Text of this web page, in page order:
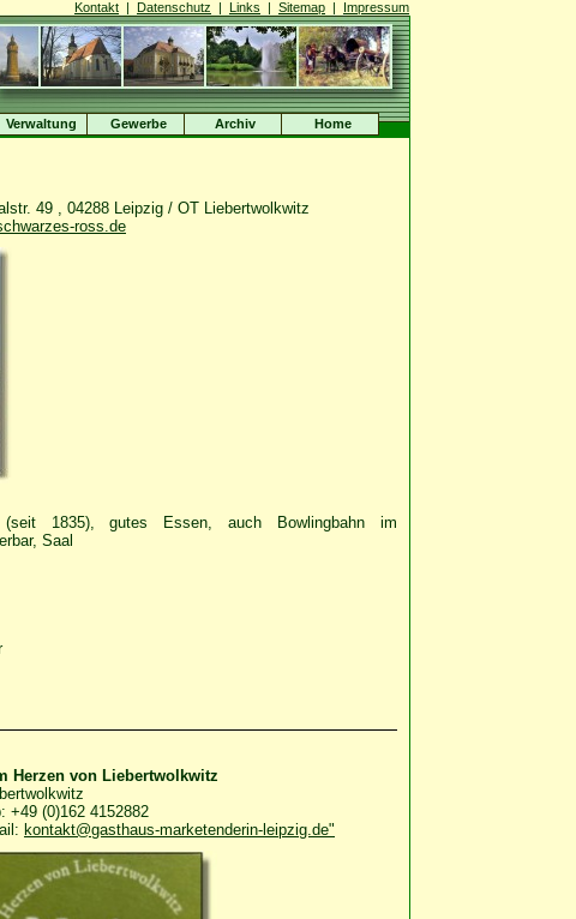
Verwaltung Gewerbe Archiv Home
Kontakt | Datenschutz | Links | Sitemap | Impressum
49 , 04288 Leipzig / OT Liebertwolkwitz
ross.de
(seit 1835), gutes Essen, auch Bowlingbahn im
Saal
Herzen von Liebertwolkwitz
+49 (0)162 4152882
kontakt@gasthaus-marketenderin-leipzig.de"